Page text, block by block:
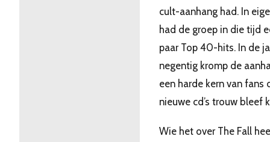
cult-aanhang had. In
had de groep in die tijd
paar Top 40-hits. In de
negentig kromp de
een harde kern van fans
nieuwe cd’s trouw bleef
Wie het over The Fall